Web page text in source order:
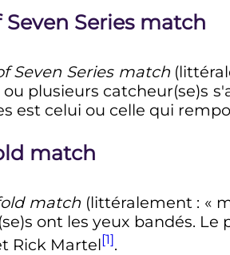
Seven Series match
Seven Series match
plusieurs catcheur(se)s
est celui ou celle qui
match
match(littéralement : «
ont les yeux bandés.
Rick Martel[1].